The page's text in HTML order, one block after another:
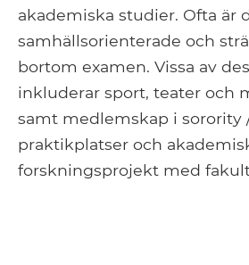
akademiska studier. Ofta är
samhällsorienterade och
bortom examen. Vissa av
inkluderar sport, teater och
samt medlemskap i sorority
praktikplatser och
forskningsprojekt med